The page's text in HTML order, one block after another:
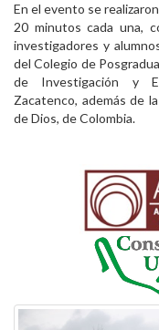
En el evento se
20 minutos cada una,
investigadores y
del Colegio de
de Investigación y
Zacatenco, además de
de Dios, de Colombia.